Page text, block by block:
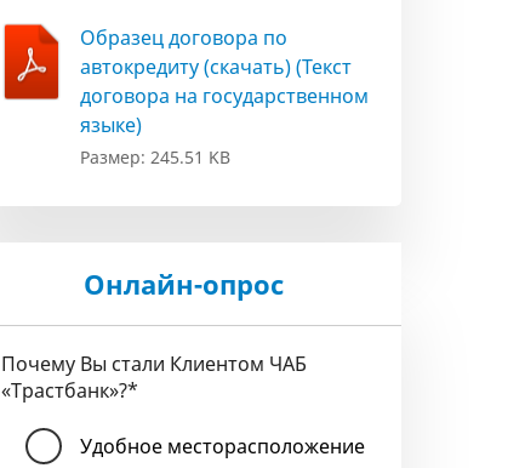
Образец договора по
автокредиту (скачать) (Текст
договора на государственном
языке)
Размер: 245.51 KB
Онлайн-опрос
Почему Вы стали Клиентом ЧАБ
«Трастбанк»?*
Удобное месторасположение